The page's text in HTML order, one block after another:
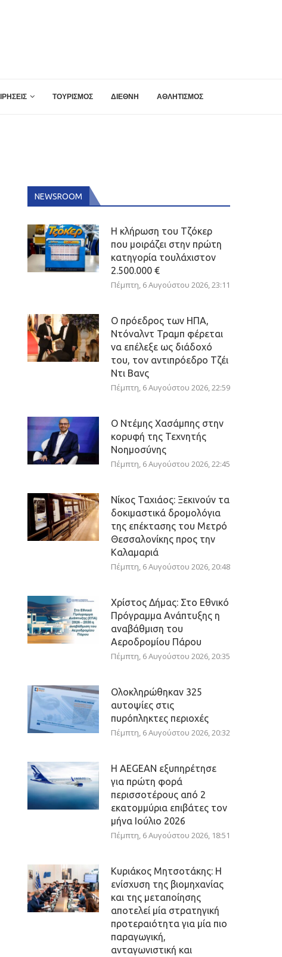
ΤΟΥΡΙΣΜΟΣ ΔΙΕΘΝΗ ΑΘΛΗΤΙΣΜΟΣ
NEWSROOM
Η κλήρωση του Τζόκερ
που μοιράζει στην πρώτη
κατηγορία τουλάχιστον
2.500.000 €
Πέμπτη, 6 Αυγούστου 2026, 23:11
Ο πρόεδρος των ΗΠΑ,
Ντόναλντ Τραμπ φέρεται
να επέλεξε ως διάδοχό
του, τον αντιπρόεδρο Τζέι
Ντι Βανς
Πέμπτη, 6 Αυγούστου 2026, 22:59
Ο Ντέμης Χασάμπης στην
κορυφή της Τεχνητής
Νοημοσύνης
Πέμπτη, 6 Αυγούστου 2026, 22:45
Νίκος Ταχιάος: Ξεκινούν τα
δοκιμαστικά δρομολόγια
της επέκτασης του Μετρό
Θεσσαλονίκης προς την
Καλαμαριά
Πέμπτη, 6 Αυγούστου 2026, 20:48
Χρίστος Δήμας: Στο Εθνικό
Πρόγραμμα Ανάπτυξης η
αναβάθμιση του
Αεροδρομίου Πάρου
Πέμπτη, 6 Αυγούστου 2026, 20:35
Ολοκληρώθηκαν 325
αυτοψίες στις
πυρόπληκτες περιοχές
Πέμπτη, 6 Αυγούστου 2026, 20:32
Η AEGEAN εξυπηρέτησε
για πρώτη φορά
περισσοτέρους από 2
εκατομμύρια επιβάτες τον
μήνα Ιούλιο 2026
Πέμπτη, 6 Αυγούστου 2026, 18:51
Κυριάκος Μητσοτάκης: Η
ενίσχυση της βιομηχανίας
και της μεταποίησης
αποτελεί μία στρατηγική
προτεραιότητα για μία πιο
παραγωγική,
ανταγωνιστική και